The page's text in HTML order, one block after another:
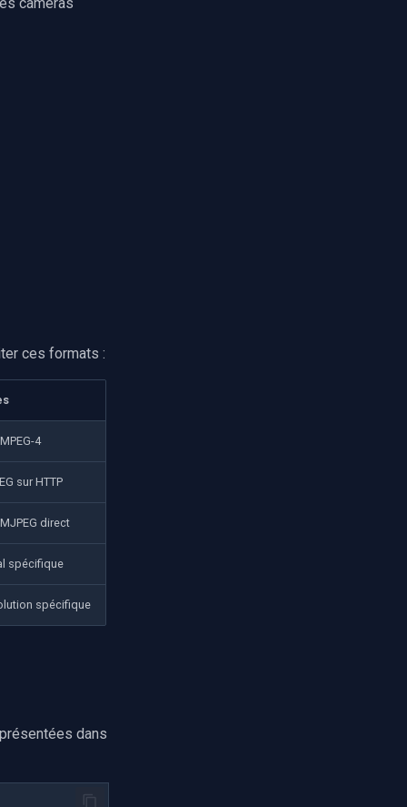
ces formats :
4
sur HTTP
direct
spécifique
spécifique
dans